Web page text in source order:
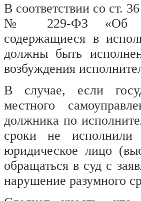
В соответствии со ст.
№ 229-ФЗ «Об
содержащиеся в
должны быть
возбуждения
В случае, если
местного
должника по
сроки не
юридическое лицо
обращаться в суд с
нарушение разумного